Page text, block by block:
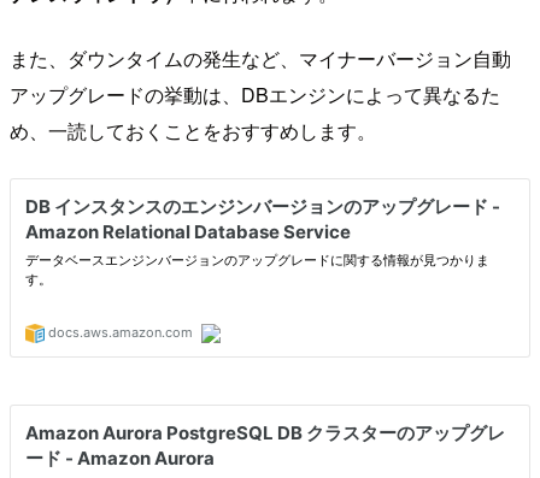
また、ダウンタイムの発生など、マイナーバージョン自動
アップグレードの挙動は、DBエンジンによって異なるた
め、一読しておくことをおすすめします。